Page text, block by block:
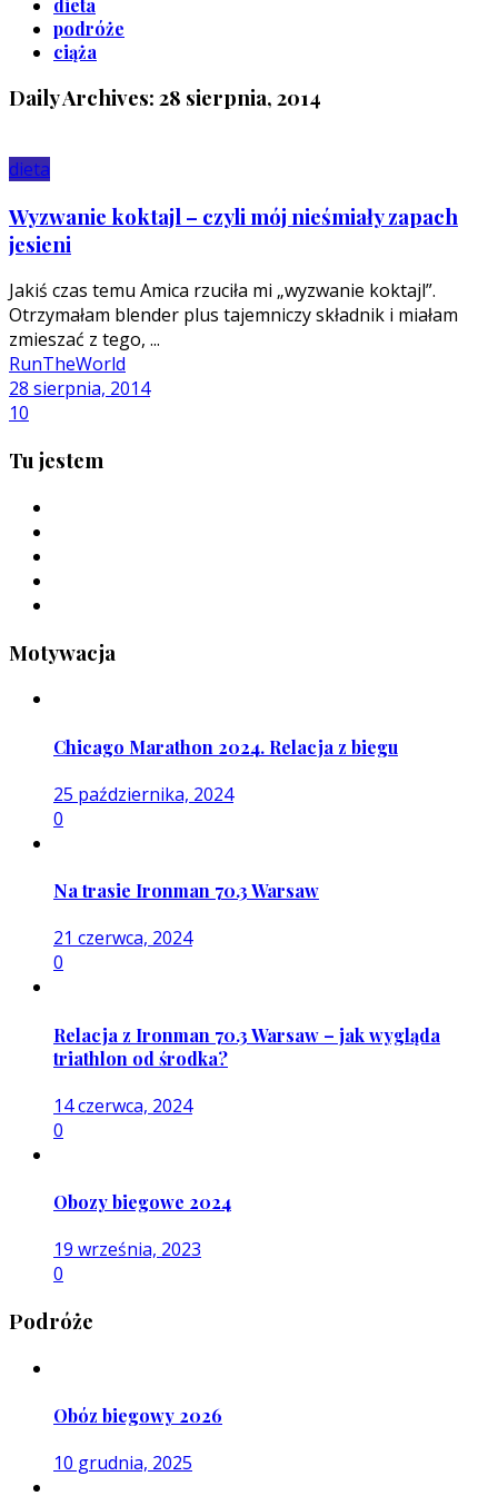
podróże
ciąża
Daily Archives: 28 sierpnia, 2014
dieta
Wyzwanie koktajl – czyli mój nieśmiały zapach
jesieni
Jakiś czas temu Amica rzuciła mi „wyzwanie koktajl”.
Otrzymałam blender plus tajemniczy składnik i miałam
zmieszać z tego, ...
RunTheWorld
28 sierpnia, 2014
10
Tu jestem
Motywacja
Chicago Marathon 2024. Relacja z biegu
25 października, 2024
0
Na trasie Ironman 70.3 Warsaw
21 czerwca, 2024
0
Relacja z Ironman 70.3 Warsaw – jak wygląda
triathlon od środka?
14 czerwca, 2024
0
Obozy biegowe 2024
19 września, 2023
0
Podróże
Obóz biegowy 2026
10 grudnia, 2025